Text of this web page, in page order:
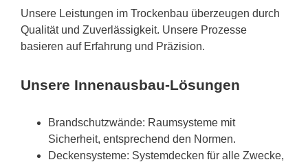
Unsere Leistungen im Trockenbau überzeugen durch
Qualität und Zuverlässigkeit. Unsere Prozesse
basieren auf Erfahrung und Präzision.
Unsere Innenausbau-Lösungen
Brandschutzwände: Raumsysteme mit
Sicherheit, entsprechend den Normen.
Deckensysteme: Systemdecken für alle Zwecke,